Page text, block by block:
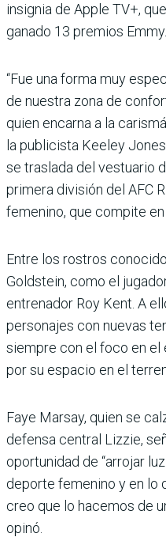
insignia de Apple TV+,
ganado 13 premios Emmy.
“Fue una forma muy
de nuestra zona de
quien encarna a la
la publicista Keeley
se traslada del vestuario
primera división del AFC
femenino, que compite en
Entre los rostros
Goldstein, como el
entrenador Roy Kent. A
personajes con nuevas
siempre con el foco en el
por su espacio en el
Faye Marsay, quien se
defensa central Lizzie,
oportunidad de “arrojar
deporte femenino y en lo
creo que lo hacemos de
opinó.